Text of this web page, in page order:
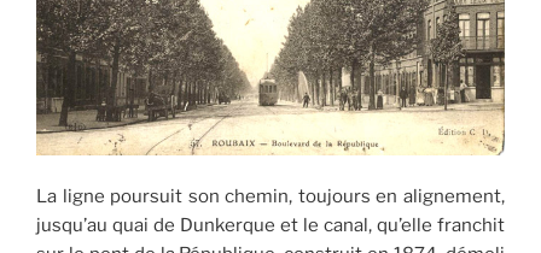
La ligne poursuit son chemin, toujours en alignement,
jusqu’au quai de Dunkerque et le canal, qu’elle franchit